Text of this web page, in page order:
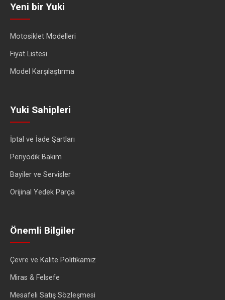
Yeni bir Yuki
Motosiklet Modelleri
Fiyat Listesi
Model Karşılaştırma
Yuki Sahipleri
İptal ve İade Şartları
Periyodik Bakım
Bayiler ve Servisler
Orijinal Yedek Parça
Önemli Bilgiler
Çevre ve Kalite Politikamız
Miras & Felsefe
Mesafeli Satış Sözleşmesi